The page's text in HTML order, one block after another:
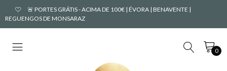
🚨 PORTES GRÁTIS - ACIMA DE 100€ | ÉVORA | BENAVENTE |
REGUENGOS DE MONSARAZ
0